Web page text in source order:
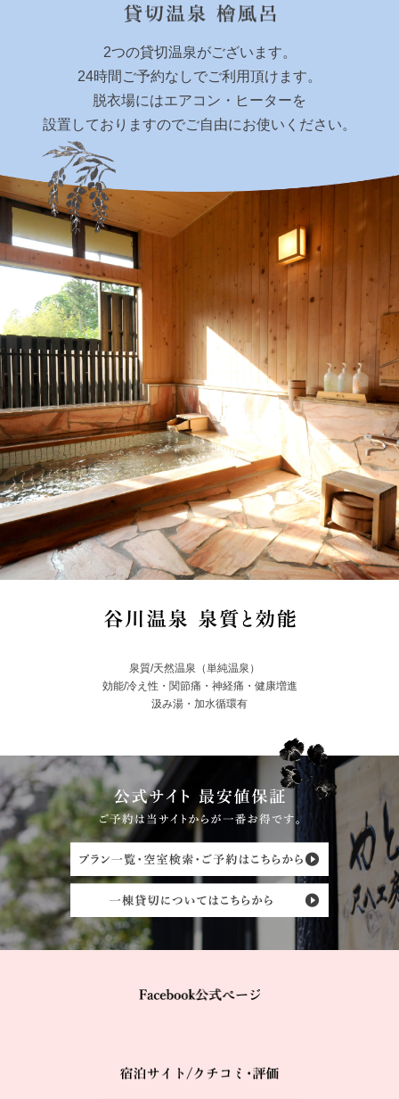
2つの貸切温泉がございます。
24時間ご予約なしでご利用頂けます。
脱衣場にはエアコン・ヒーターを
設置しておりますのでご自由にお使いください。
泉質/天然温泉（単純温泉）
効能/冷え性・関節痛・神経痛・健康増進
汲み湯・加水循環有